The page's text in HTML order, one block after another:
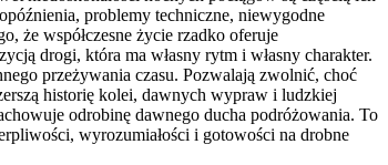
problemy techniczne, niewygodne
że współczesne życie rzadko oferuje
drogi, która ma własny rytm i własny charakter.
przeżywania czasu. Pozwalają zwolnić, choć
historię kolei, dawnych wypraw i ludzkiej
odrobinę dawnego ducha podróżowania. To
wyrozumiałości i gotowości na drobne